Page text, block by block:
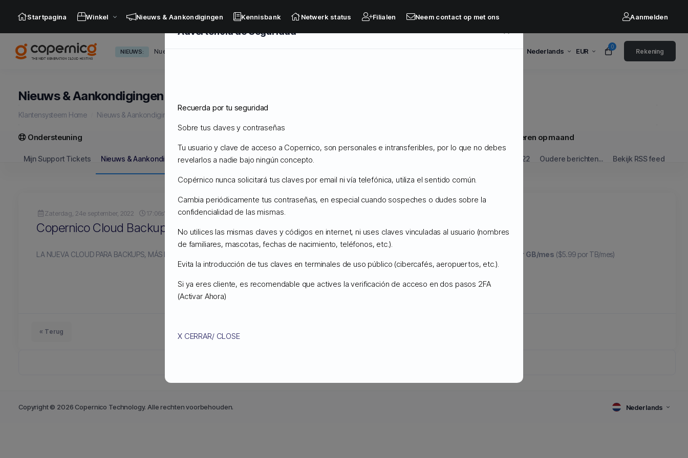
NIEUWS: Nuevos Servidores Administrados Nederlands EUR
0
Rekening
Startpagina Winkel Nieuws & Aankondigingen Kennisbank Netwerk status Filialen Neem contact op met ons Aanmelden
Nieuws & Aankondigingen
Klantensysteem Home Nieuws & Aankondigingen Copernico Cloud Backups
Sorteren op maand
sept 2022 Oudere berichten... Bekijk RSS feed
Ondersteuning
Mijn Support Tickets Nieuws & Aankondigingen Kennisbank Downloads Netwerk status
Zaterdag, 24e september, 2022 17:06s'middags
Copernico Cloud Backups
LA NUEVA CLOUD PARA BACKUPS, MÁS ECONÓMICA QUE AMAZON S3 y GOOGLE CLOUD. $.0059 por GB/mes ($5.99 por TB/mes)
« Terug
Copyright © 2026 Copernico Technology. Alle rechten voorbehouden. Nederlands
Advertencia de Seguridad ×
Recuerda por tu seguridad
Sobre tus claves y contraseñas
Tu usuario y clave de acceso a Copernico, son personales e intransferibles, por lo que no debes
revelarlos a nadie bajo ningún concepto.
Copérnico nunca solicitará tus claves por email ni vía telefónica, utiliza el sentido común.
Cambia periódicamente tus contraseñas, en especial cuando sospeches o dudes sobre la
confidencialidad de las mismas.
No utilices las mismas claves y códigos en internet, ni uses claves vinculadas al usuario (nombres
de familiares, mascotas, fechas de nacimiento, teléfonos, etc.).
Evita la introducción de tus claves en terminales de uso público (cibercafés, aeropuertos, etc.).
Si ya eres cliente, es recomendable que actives la verificación de acceso en dos pasos 2FA
(Activar Ahora)
X CERRAR/ CLOSE